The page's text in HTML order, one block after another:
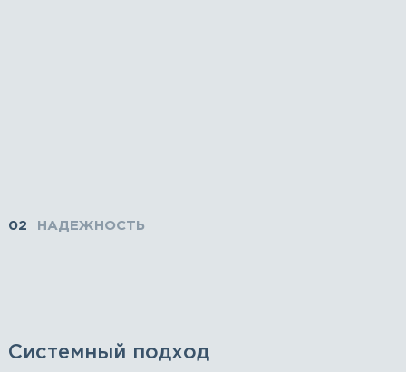
02 НАДЕЖНОСТЬ
Системный подход